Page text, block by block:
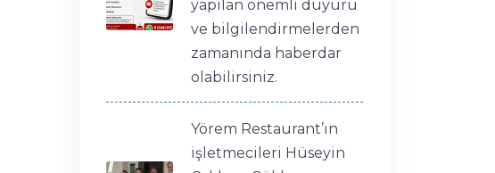
yapılan önemli duyuru
ve bilgilendirmelerden
zamanında haberdar
olabilirsiniz.
Yörem Restaurant’ın
işletmecileri Hüseyin